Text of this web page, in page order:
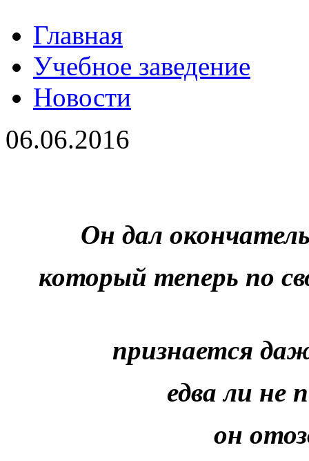
Главная
Учебное заведение
Новости
06.06.2016
Он дал
который теперь по
признается
едва ли не
он